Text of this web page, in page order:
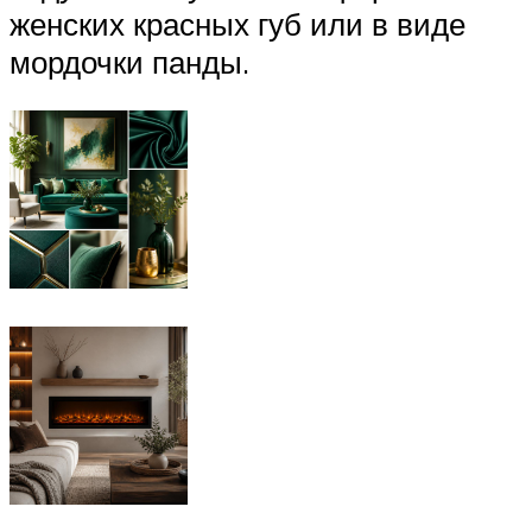
женских красных губ или в виде
мордочки панды.